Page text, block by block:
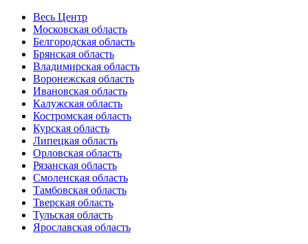
Весь Центр
Московская область
Белгородская область
Брянская область
Владимирская область
Воронежская область
Ивановская область
Калужская область
Костромская область
Курская область
Липецкая область
Орловская область
Рязанская область
Смоленская область
Тамбовская область
Тверская область
Тульская область
Ярославская область